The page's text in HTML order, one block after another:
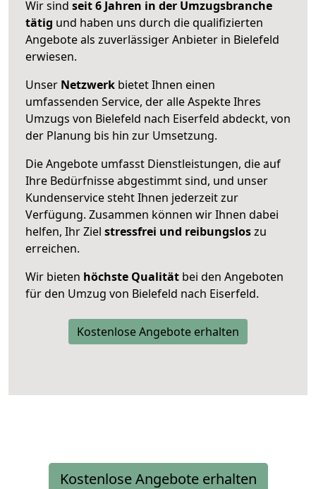
Wir sind seit 6 Jahren in der Umzugsbranche
tätig und haben uns durch die qualifizierten
Angebote als zuverlässiger Anbieter in Bielefeld
erwiesen.
Unser Netzwerk bietet Ihnen einen
umfassenden Service, der alle Aspekte Ihres
Umzugs von Bielefeld nach Eiserfeld abdeckt, von
der Planung bis hin zur Umsetzung.
Die Angebote umfasst Dienstleistungen, die auf
Ihre Bedürfnisse abgestimmt sind, und unser
Kundenservice steht Ihnen jederzeit zur
Verfügung. Zusammen können wir Ihnen dabei
helfen, Ihr Ziel stressfrei und reibungsloszu
erreichen.
Wir bieten höchste Qualität bei den Angeboten
für den Umzug von Bielefeld nach Eiserfeld.
Kostenlose Angebote erhalten
Kostenlose Angebote erhalten